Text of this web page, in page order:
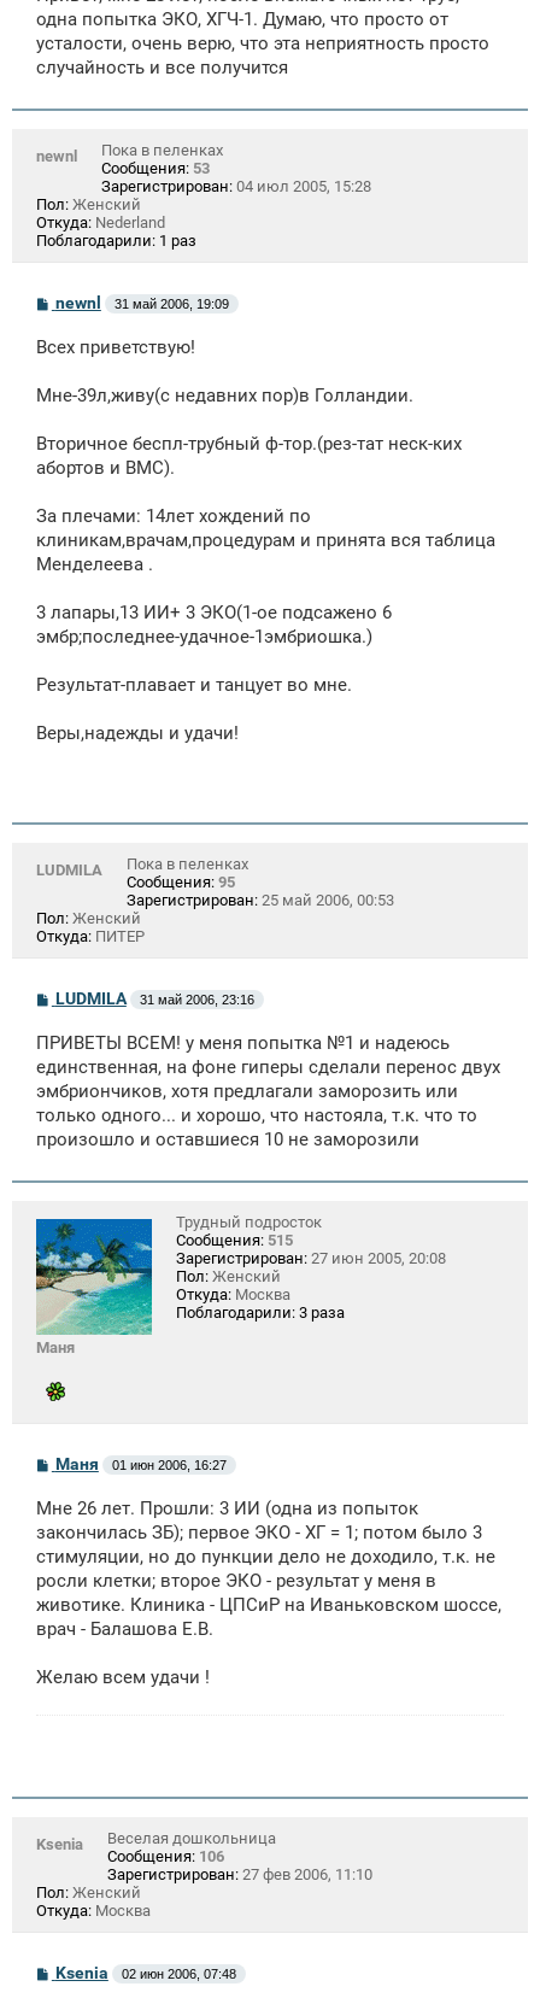
щ
е
н
и
е
одна попытка ЭКО, ХГЧ-1. Думаю, что просто от
усталости, очень верю, что эта неприятность просто
случайность и все получится
newnl
Пока в пеленках
Сообщения: 53
Зарегистрирован: 04 июл 2005, 15:28
Пол: Женский
Откуда: Nederland
Поблагодарили: 1 раз
С
о
б
н
newnl 31 май 2006, 19:09
Всех приветствую!
Мне-39л,живу(с недавних пор)в Голландии.
Вторичное беспл-трубный ф-тор.(рез-тат неск-ких
абортов и ВМС).
За плечами: 14лет хождений по
клиникам,врачам,процедурам и принята вся таблица
Менделеева .
3 лапары,13 ИИ+ 3 ЭКО(1-ое подсажено 6
эмбр;последнее-удачное-1эмбриошка.)
Результат-плавает и танцует во мне.
Веры,надежды и удачи!
LUDMILA
Пока в пеленках
Сообщения: 95
Зарегистрирован: 25 май 2006, 00:53
Пол: Женский
Откуда: ПИТЕР
С
о
б
щ
е
н
и
LUDMILA 31 май 2006, 23:16
ПРИВЕТЫ ВСЕМ! у меня попытка №1 и надеюсь
единственная, на фоне гиперы сделали перенос двух
эмбриончиков, хотя предлагали заморозить или
только одного... и хорошо, что настояла, т.к. что то
произошло и оставшиеся 10 не заморозили
Маня
Трудный подросток
Сообщения: 515
Зарегистрирован: 27 июн 2005, 20:08
Пол: Женский
Откуда: Москва
Поблагодарили: 3 раза
С
о
б
щ
н
и
Маня 01 июн 2006, 16:27
Мне 26 лет. Прошли: 3 ИИ (одна из попыток
закончилась ЗБ); первое ЭКО - ХГ = 1; потом было 3
стимуляции, но до пункции дело не доходило, т.к. не
росли клетки; второе ЭКО - результат у меня в
животике. Клиника - ЦПСиР на Иваньковском шоссе,
врач - Балашова Е.В.
Желаю всем удачи !
Ksenia
Веселая дошкольница
Сообщения: 106
Зарегистрирован: 27 фев 2006, 11:10
Пол: Женский
Откуда: Москва
СKsenia 02 июн 2006, 07:48